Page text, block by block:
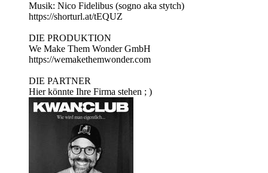
Musik: Nico Fidelibus (sogno aka stytch)
https://shorturl.at/tEQUZ
DIE PRODUKTION
We Make Them Wonder GmbH
https://wemakethemwonder.com
DIE PARTNER
Hier könnte Ihre Firma stehen ; )